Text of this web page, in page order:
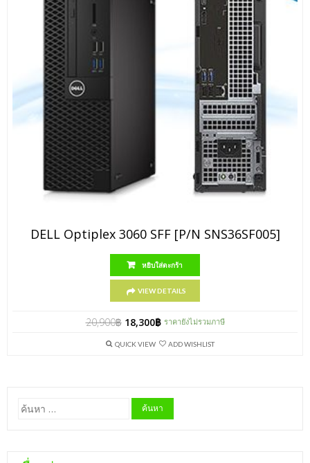
DELL Optiplex 3060 SFF [P/N SNS36SF005]
หยิบใส่ตะกร้า
VIEW DETAILS
20,900฿ 18,300฿ ราคายังไม่รวมภาษี
QUICK VIEW ADD WISHLIST
ค้นหา
สำหรับ: